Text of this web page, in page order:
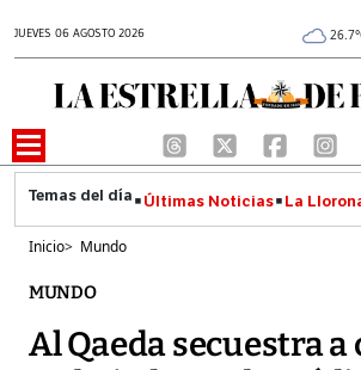
JUEVES 06 AGOSTO 2026
Últimas Noticias La
Inicio> Mundo
MUNDO
Al Qaeda secuestra a